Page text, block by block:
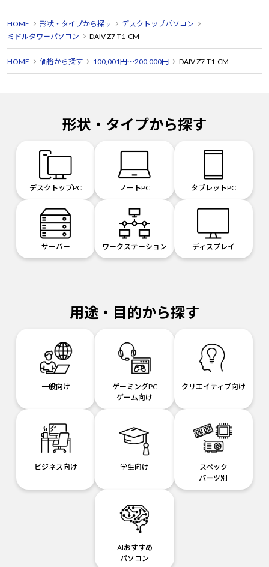
HOME 形状・タイプから探す
デスクトップパソコン
ミドルタワーパソコン
DAIV Z7-T1-CM
HOME 価格から探す 100,001円～200,000円 DAIV Z7-T1-CM
形状・タイプから探す
デスクトップPC ノートPC タブレットPC
サーバー ワークステーション ディスプレイ
用途・目的から探す
一般向け
ゲーミングPC
ゲーム向け
クリエイティブ向け
ビジネス向け 学生向け
スペック
パーツ別
AIおすすめ
パソコン